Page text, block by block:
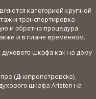
категорией крупной
и транспортировка
и обратно процедура
и в плане временном.
шкафа как на дому
(Днепропетровске).
шкафа Ariston на